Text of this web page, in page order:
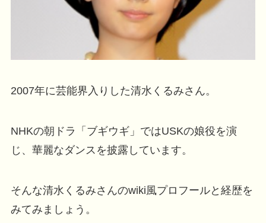
2007年に芸能界入りした清水くるみさん。
NHKの朝ドラ「ブギウギ」ではUSKの娘役を演
じ、華麗なダンスを披露しています。
そんな清水くるみさんのwiki風プロフールと経歴を
みてみましょう。